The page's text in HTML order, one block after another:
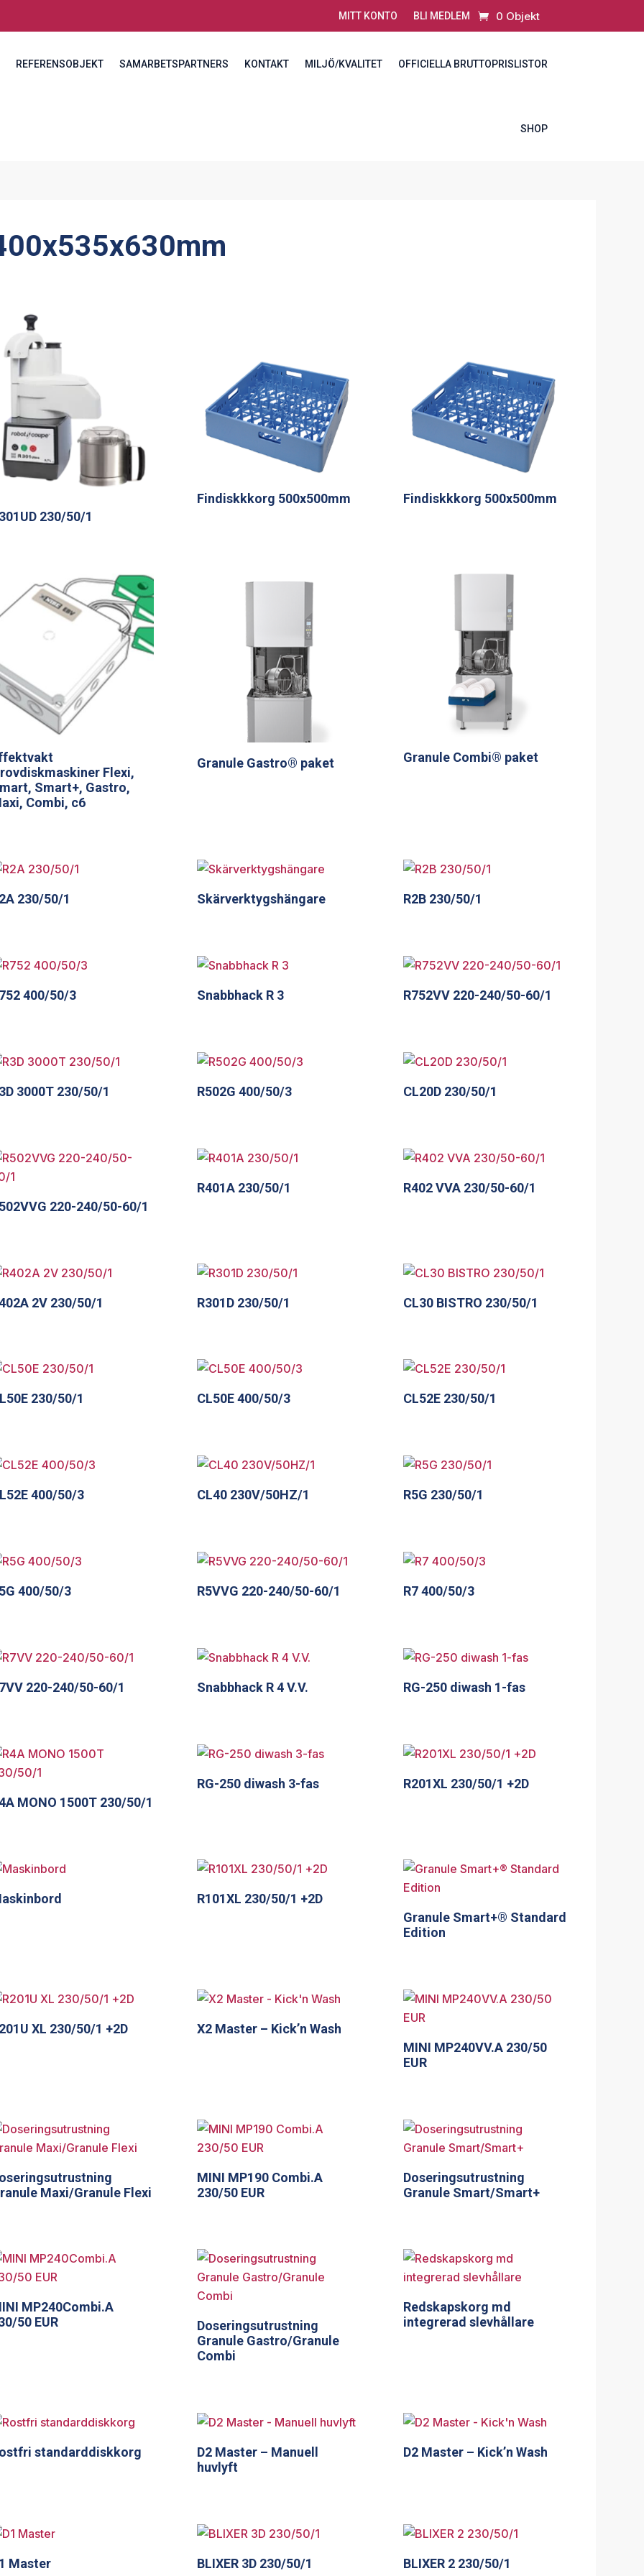
MITT KONTO BLI MEDLEM 0 Objekt
REFERENSOBJEKT SAMARBETSPARTNERS KONTAKT MILJÖ/KVALITET OFFICIELLA BRUTTOPRISLISTOR
SHOP
230/50/1
Findiskkkorg 500x500mm Findiskkkorg 500x500mm
Flexi,
Smart+, Gastro,
Combi, c6
Granule Gastro® paket Granule Combi® paket
230/50/1 Skärverktygshängare R2B 230/50/1
400/50/3 Snabbhack R 3 R752VV 220-240/50-60/1
3000T 230/50/1 R502G 400/50/3 CL20D 230/50/1
220-240/50-60/1
R401A 230/50/1 R402 VVA 230/50-60/1
2V 230/50/1 R301D 230/50/1 CL30 BISTRO 230/50/1
230/50/1 CL50E 400/50/3 CL52E 230/50/1
400/50/3 CL40 230V/50HZ/1 R5G 230/50/1
400/50/3 R5VVG 220-240/50-60/1 R7 400/50/3
220-240/50-60/1 Snabbhack R 4 V.V. RG-250 diwash 1-fas
MONO 1500T 230/50/1
RG-250 diwash 3-fas R201XL 230/50/1 +2D
R101XL 230/50/1 +2D
Granule Smart+® Standard
Edition
XL 230/50/1 +2D
X2 Master – Kick’n Wash
MINI MP240VV.A 230/50
EUR
Maxi/Granule Flexi
MINI MP190 Combi.A
230/50 EUR
Doseringsutrustning
Granule Smart/Smart+
MP240Combi.A
50 EUR
Doseringsutrustning
Granule Gastro/Granule
Combi
Redskapskorg md
integrerad slevhållare
standarddiskkorg
D2 Master – Manuell
huvlyft
D2 Master – Kick’n Wash
Master BLIXER 3D 230/50/1 BLIXER 2 230/50/1